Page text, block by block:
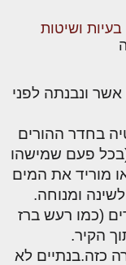
בעיות ושיטות
ונבנתה לפני
בחדר ההורים
פעם שמישהו
מוריד את המים
ומנוחה.
(כמו רעש ברז
הקיר.
כזה.בנתיים לא